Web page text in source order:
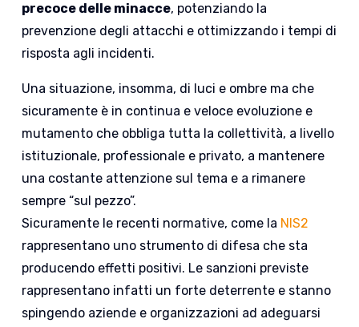
precoce delle minacce, potenziando la
prevenzione degli attacchi e ottimizzando i tempi di
risposta agli incidenti.
Una situazione, insomma, di luci e ombre ma che
sicuramente è in continua e veloce evoluzione e
mutamento che obbliga tutta la collettività, a livello
istituzionale, professionale e privato, a mantenere
una costante attenzione sul tema e a rimanere
sempre “sul pezzo”.
Sicuramente le recenti normative, come la NIS2
rappresentano uno strumento di difesa che sta
producendo effetti positivi. Le sanzioni previste
rappresentano infatti un forte deterrente e stanno
spingendo aziende e organizzazioni ad adeguarsi